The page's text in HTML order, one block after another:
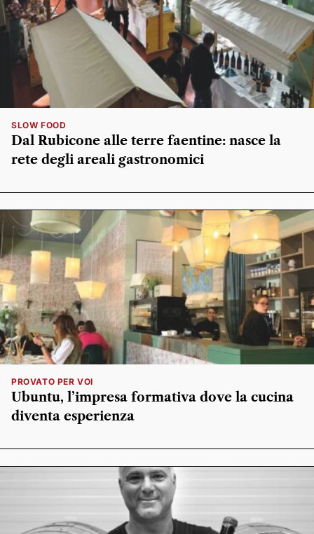
SLOW FOOD
Dal Rubicone alle terre faentine: nasce la
rete degli areali gastronomici
PROVATO PER VOI
Ubuntu, l’impresa formativa dove la cucina
diventa esperienza